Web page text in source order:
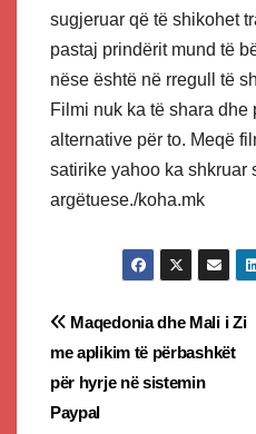
sugjeruar që të shikohet
pastaj prindërit mund të
nëse është në rregull të
Filmi nuk ka të shara dhe
alternative për to. Meqë
satirike yahoo ka shkruar
argëtuese./koha.mk
Post
navigation
Maqedonia dhe Mali i Zi
me aplikim të përbashkët
për hyrje në sistemin
Paypal